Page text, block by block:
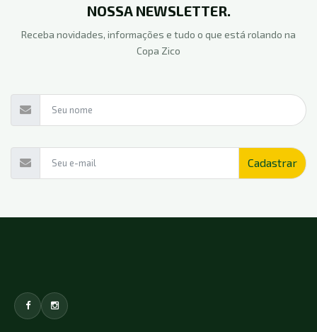
NOSSA NEWSLETTER.
Receba novidades, informações e tudo o que está rolando na
Copa Zico